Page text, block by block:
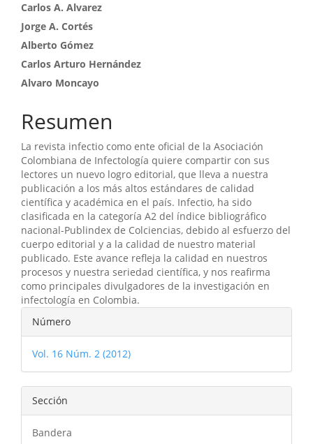
Contenido
principal
del
artículo
Carlos A. Alvarez
Jorge A. Cortés
Alberto Gómez
Carlos Arturo Hernández
Alvaro Moncayo
Resumen
La revista infectio como ente oficial de la Asociación
Colombiana de Infectología quiere compartir con sus
lectores un nuevo logro editorial, que lleva a nuestra
publicación a los más altos estándares de calidad
científica y académica en el país. Infectio, ha sido
clasificada en la categoría A2 del índice bibliográfico
nacional-Publindex de Colciencias, debido al esfuerzo del
cuerpo editorial y a la calidad de nuestro material
publicado. Este avance refleja la calidad en nuestros
procesos y nuestra seriedad científica, y nos reafirma
como principales divulgadores de la investigación en
infectología en Colombia.
Detalles
del
artículo
Número
Vol. 16 Núm. 2 (2012)
Sección
Bandera